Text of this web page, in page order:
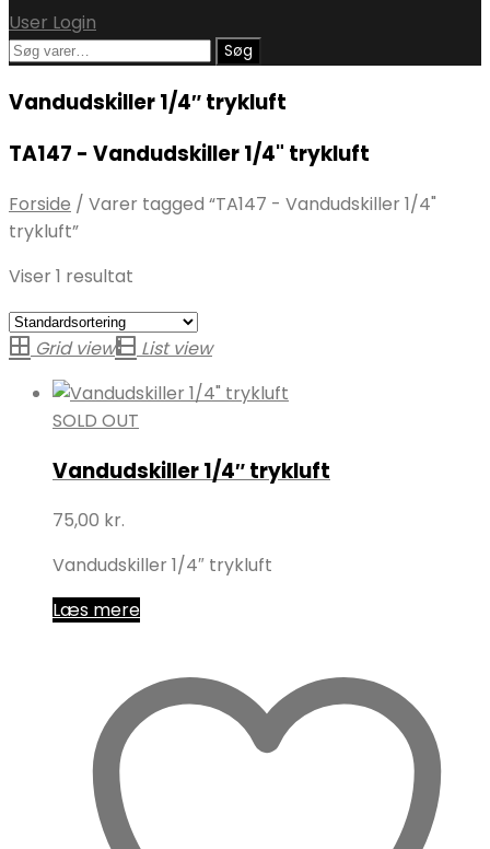
User Login
Søg
Søg
Vandudskiller 1/4″ trykluft
TA147 - Vandudskiller 1/4" trykluft
Forside / Varer tagged “TA147 - Vandudskiller 1/4"
trykluft”
Viser 1 resultat
Grid view List view
SOLD OUT
Vandudskiller 1/4″ trykluft
75,00 kr.
Vandudskiller 1/4″ trykluft
Læs mere